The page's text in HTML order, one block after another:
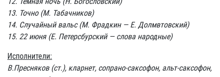
13. Точно (М. Табачников)
14. Случайный вальс (М. Фрадкин — Е. Долмвтовский)
15. 22 июня (Е. Петерсбурский — слова народные)
Исполнители:
В.Пресняков (ст.), кларнет, сопрано-саксофон, альт-саксофон,